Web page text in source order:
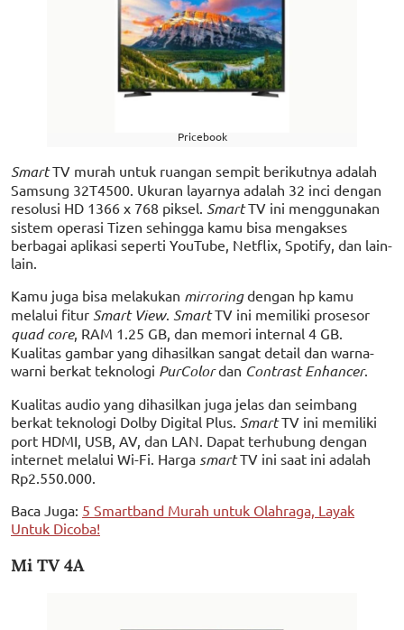
Pricebook
SmartTV murah untuk ruangan sempit berikutnya adalah
Samsung 32T4500. Ukuran layarnya adalah 32 inci dengan
resolusi HD 1366 x 768 piksel. SmartTV ini menggunakan
sistem operasi Tizen sehingga kamu bisa mengakses
berbagai aplikasi seperti YouTube, Netflix, Spotify, dan lain-
lain.
Kamu juga bisa melakukan mirroringdengan hp kamu
melalui fitur Smart View. SmartTV ini memiliki prosesor
quad core, RAM 1.25 GB, dan memori internal 4 GB.
Kualitas gambar yang dihasilkan sangat detail dan warna-
warni berkat teknologi PurColordan Contrast Enhancer.
Kualitas audio yang dihasilkan juga jelas dan seimbang
berkat teknologi Dolby Digital Plus. SmartTV ini memiliki
port HDMI, USB, AV, dan LAN. Dapat terhubung dengan
internet melalui Wi-Fi. Harga smartTV ini saat ini adalah
Rp2.550.000.
Baca Juga: 5 Smartband Murah untuk Olahraga, Layak
Untuk Dicoba!
Mi TV 4A